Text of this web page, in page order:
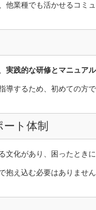
他業種でも活かせるコミ
実践的な研修とマニュア
導するため、初めての方
ト体制
文化があり、困ったとき
抱え込む必要はありません